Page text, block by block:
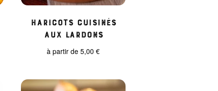
Haricots cuisinés
aux Lardons
à partir de5,00€